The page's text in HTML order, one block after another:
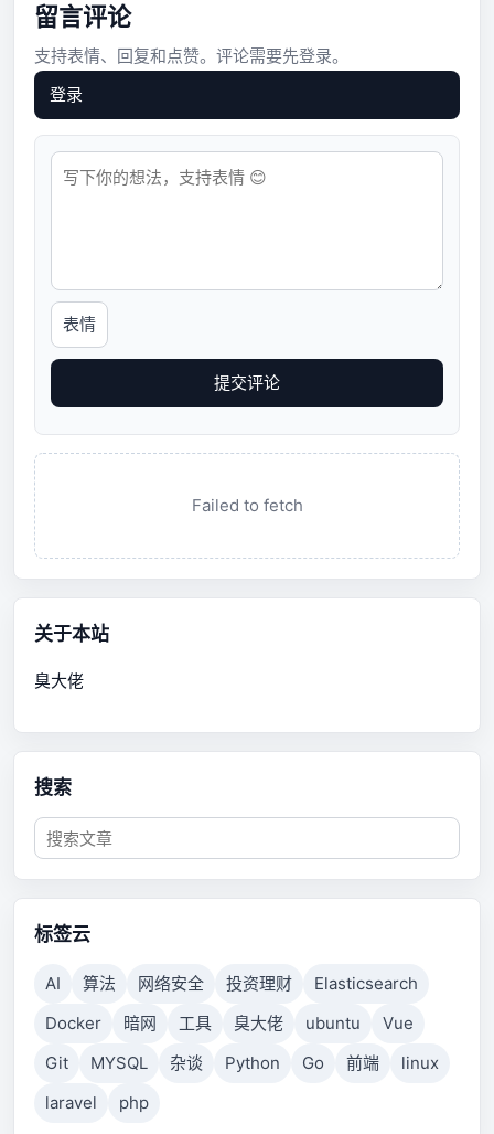
留言评论
支持表情、回复和点赞。评论需要先登录。
登录
表情
提交评论
Failed to fetch
关于本站
臭大佬
搜索
标签云
AI 算法 网络安全 投资理财
Elasticsearch
Docker
暗网 工具 臭大佬 ubuntu
Vue
Git
MYSQL 杂谈 Python Go 前端
linux
laravel
php